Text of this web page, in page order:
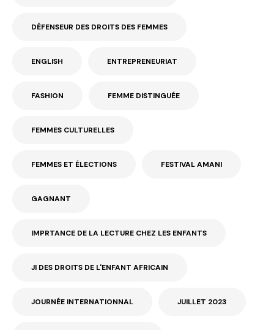
DÉFENSEUR DES DROITS DES FEMMES
ENGLISH ENTREPRENEURIAT
FASHION FEMME DISTINGUÉE
FEMMES CULTURELLES
FEMMES ET ÉLECTIONS FESTIVAL AMANI
GAGNANT
IMPRTANCE DE LA LECTURE CHEZ LES ENFANTS
JI DES DROITS DE L'ENFANT AFRICAIN
JOURNÉE INTERNATIONNAL JUILLET 2023